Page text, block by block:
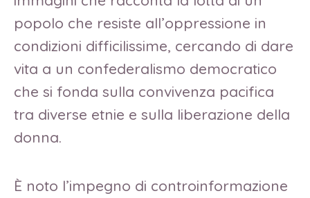
popolo che resiste all’oppressione in
condizioni difficilissime, cercando di dare
vita a un confederalismo democratico
che si fonda sulla convivenza pacifica
tra diverse etnie e sulla liberazione della
donna.
È noto l’impegno di controinformazione